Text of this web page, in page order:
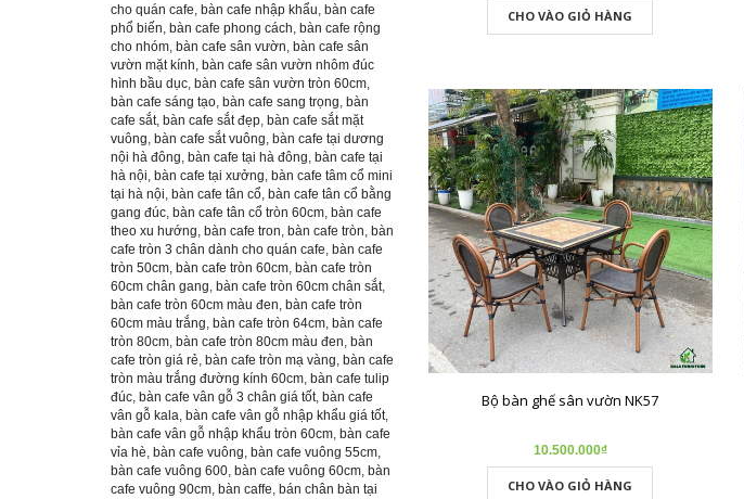
CHO VÀO GIỎ HÀNG
Bộ bàn ghế sân vườn NK57
10.500.000₫
CHO VÀO GIỎ HÀNG
cho quán cafe, bàn cafe nhập khẩu, bàn cafe
phổ biến, bàn cafe phong cách, bàn cafe rộng
cho nhóm, bàn cafe sân vườn, bàn cafe sân
vườn mặt kính, bàn cafe sân vườn nhôm đúc
hình bầu dục, bàn cafe sân vườn tròn 60cm,
bàn cafe sáng tạo, bàn cafe sang trọng, bàn
cafe sắt, bàn cafe sắt đẹp, bàn cafe sắt mặt
vuông, bàn cafe sắt vuông, bàn cafe tại dương
nội hà đông, bàn cafe tại hà đông, bàn cafe tại
hà nội, bàn cafe tại xưởng, bàn cafe tâm cổ mini
tại hà nội, bàn cafe tân cổ, bàn cafe tân cổ bằng
gang đúc, bàn cafe tân cổ tròn 60cm, bàn cafe
theo xu hướng, bàn cafe tron, bàn cafe tròn, bàn
cafe tròn 3 chân dành cho quán cafe, bàn cafe
tròn 50cm, bàn cafe tròn 60cm, bàn cafe tròn
60cm chân gang, bàn cafe tròn 60cm chân sắt,
bàn cafe tròn 60cm màu đen, bàn cafe tròn
60cm màu trắng, bàn cafe tròn 64cm, bàn cafe
tròn 80cm, bàn cafe tròn 80cm màu đen, bàn
cafe tròn giá rẻ, bàn cafe tròn mạ vàng, bàn cafe
tròn màu trắng đường kính 60cm, bàn cafe tulip
đúc, bàn cafe vân gỗ 3 chân giá tốt, bàn cafe
vân gỗ kala, bàn cafe vân gỗ nhập khẩu giá tốt,
bàn cafe vân gỗ nhập khẩu tròn 60cm, bàn cafe
vỉa hè, bàn cafe vuông, bàn cafe vuông 55cm,
bàn cafe vuông 600, bàn cafe vuông 60cm, bàn
cafe vuông 90cm, bàn caffe, bán chân bàn tại